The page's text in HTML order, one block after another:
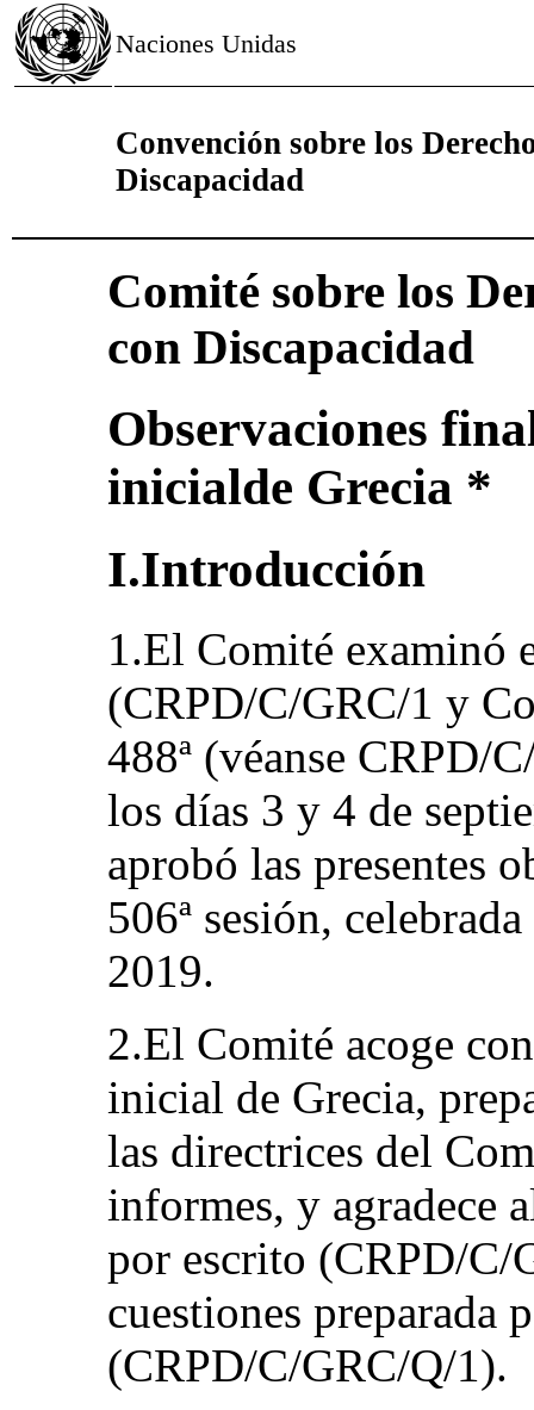
Naciones Unidas
Convención sobre los
Discapacidad
Comité sobre los
con Discapacidad
Observaciones
inicialde Grecia *
I.Introducción
1.El Comité examinó
(CRPD/C/GRC/1 y
488ª (véanse CRPD/
los días 3 y 4 de
aprobó las presentes
506ª sesión,
2019.
2.El Comité acoge
inicial de Grecia,
las directrices del
informes, y agradece
por escrito (CRPD/C/
cuestiones preparada
(CRPD/C/GRC/Q/1).